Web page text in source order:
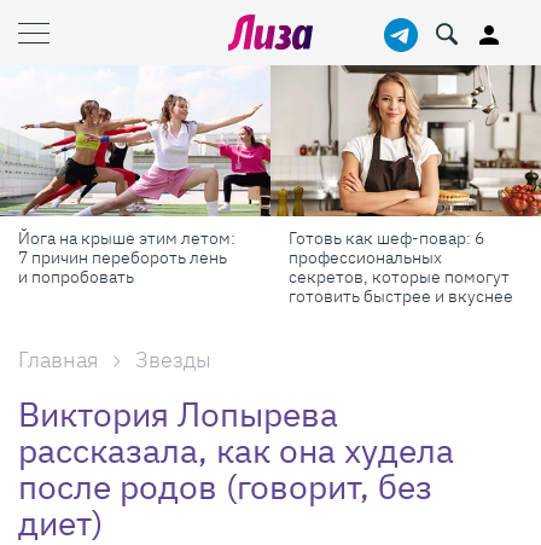
Йога на крыше этим летом:
7 причин перебороть лень
и попробовать
Готовь как шеф-повар: 6
профессиональных
секретов, которые помогут
готовить быстрее и вкуснее
Главная Звезды
Виктория Лопырева
рассказала, как она худела
после родов (говорит, без
диет)